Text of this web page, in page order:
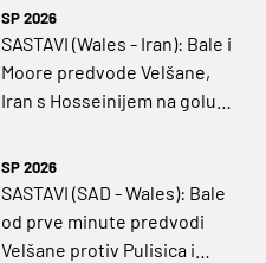
SP 2026
SASTAVI (Wales - Iran): Bale i
Moore predvode Velšane,
Iran s Hosseinijem na golu
SP 2026
SASTAVI (SAD - Wales): Bale
od prve minute predvodi
Velšane protiv Pulisica i